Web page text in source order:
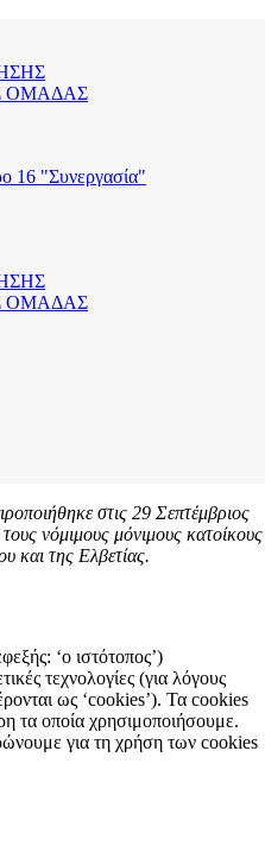
ΟΜΑΔΑΣ
ΟΜΑΔΑΣ
στις 29 Σεπτέμβριος
τους νόμιμους μόνιμους κατοίκους
και της Ελβετίας.
‘ο ιστότοπος’)
τεχνολογίες (για λόγους
ως ‘cookies’). Τα cookies
τα οποία χρησιμοποιήσουμε.
για τη χρήση των cookies